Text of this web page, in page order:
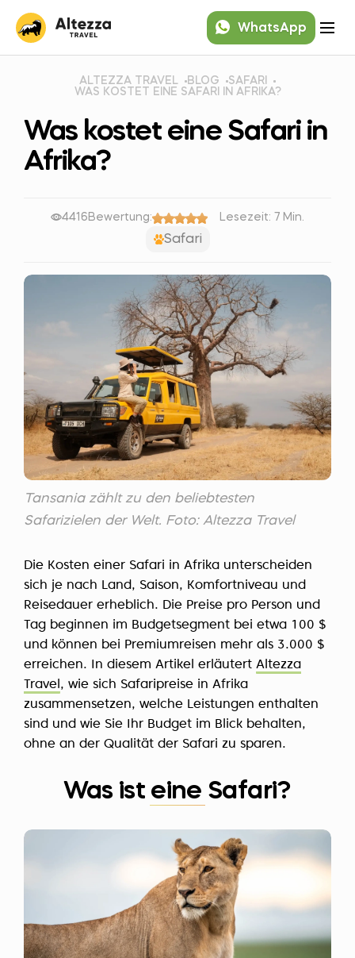
WhatsApp
ALTEZZA TRAVEL BLOG
SAFARI
WAS KOSTET EINE SAFARI IN AFRIKA?
Was kostet eine Safari in
Afrika?
4416 Bewertung: Lesezeit: 7 Min.
Safari
Tansania zählt zu den beliebtesten
Safarizielen der Welt. Foto: Altezza Travel
Die Kosten einer Safari in Afrika unterscheiden
sich je nach Land, Saison, Komfortniveau und
Reisedauer erheblich. Die Preise pro Person und
Tag beginnen im Budgetsegment bei etwa 100 $
und können bei Premiumreisen mehr als 3.000 $
erreichen. In diesem Artikel erläutert Altezza
Travel , wie sich Safaripreise in Afrika
zusammensetzen, welche Leistungen enthalten
sind und wie Sie Ihr Budget im Blick behalten,
ohne an der Qualität der Safari zu sparen.
Was ist eine Safari?